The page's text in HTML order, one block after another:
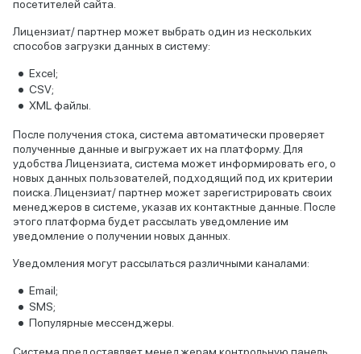
посетителей сайта.
Лицензиат/ партнер может выбрать один из нескольких
способов загрузки данных в систему:
Excel;
CSV;
XML файлы.
После получения стока, система автоматически проверяет
полученные данные и выгружает их на платформу. Для
удобства Лицензиата, система может информировать его, о
новых данных пользователей, подходящий под их критерии
поиска. Лицензиат/ партнер может зарегистрировать своих
менеджеров в системе, указав их контактные данные. После
этого платформа будет рассылать уведомление им
уведомление о получении новых данных.
Уведомления могут рассылаться различными каналами:
Email;
SMS;
Популярные мессенджеры.